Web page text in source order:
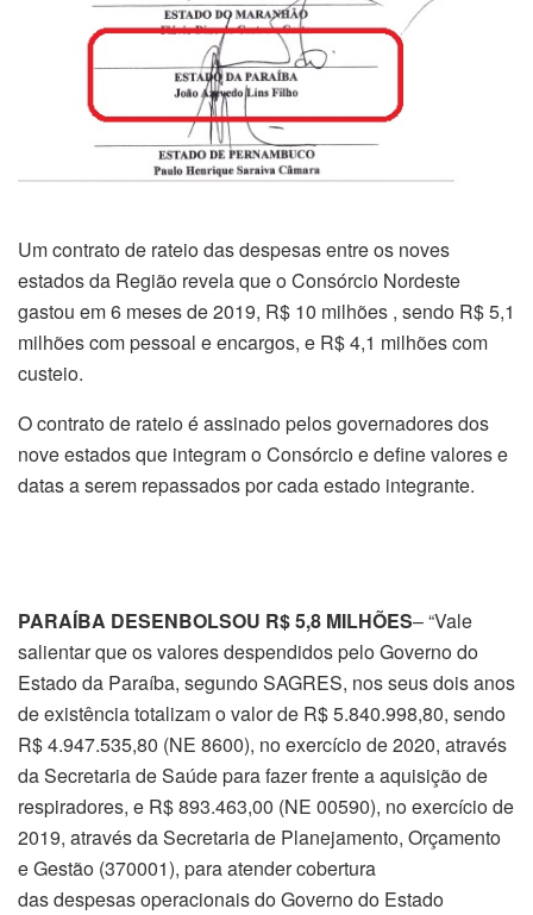
Um contrato de rateio das despesas entre os noves
estados da Região revela que o Consórcio Nordeste
gastou em 6 meses de 2019, R$ 10 milhões , sendo R$ 5,1
milhões com pessoal e encargos, e R$ 4,1 milhões com
custeio.
O contrato de rateio é assinado pelos governadores dos
nove estados que integram o Consórcio e define valores e
datas a serem repassados por cada estado integrante.
PARAÍBA DESENBOLSOU R$ 5,8 MILHÕES– “Vale
salientar que os valores despendidos pelo Governo do
Estado da Paraíba, segundo SAGRES, nos seus dois anos
de existência totalizam o valor de R$ 5.840.998,80, sendo
R$ 4.947.535,80 (NE 8600), no exercício de 2020, através
da Secretaria de Saúde para fazer frente a aquisição de
respiradores, e R$ 893.463,00 (NE 00590), no exercício de
2019, através da Secretaria de Planejamento, Orçamento
e Gestão (370001), para atender cobertura
das despesas operacionais do Governo do Estado